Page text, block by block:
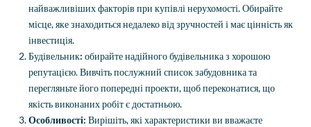
найважливіших факторів при купівлі нерухомості. Обирайте
місце, яке знаходиться недалеко від зручностей і має цінність як
інвестиція.
Будівельник: обирайте надійного будівельника з хорошою
репутацією. Вивчіть послужний список забудовника та
перегляньте його попередні проекти, щоб переконатися, що
якість виконаних робіт є достатньою.
Особливості: Вирішіть, які характеристики ви вважаєте